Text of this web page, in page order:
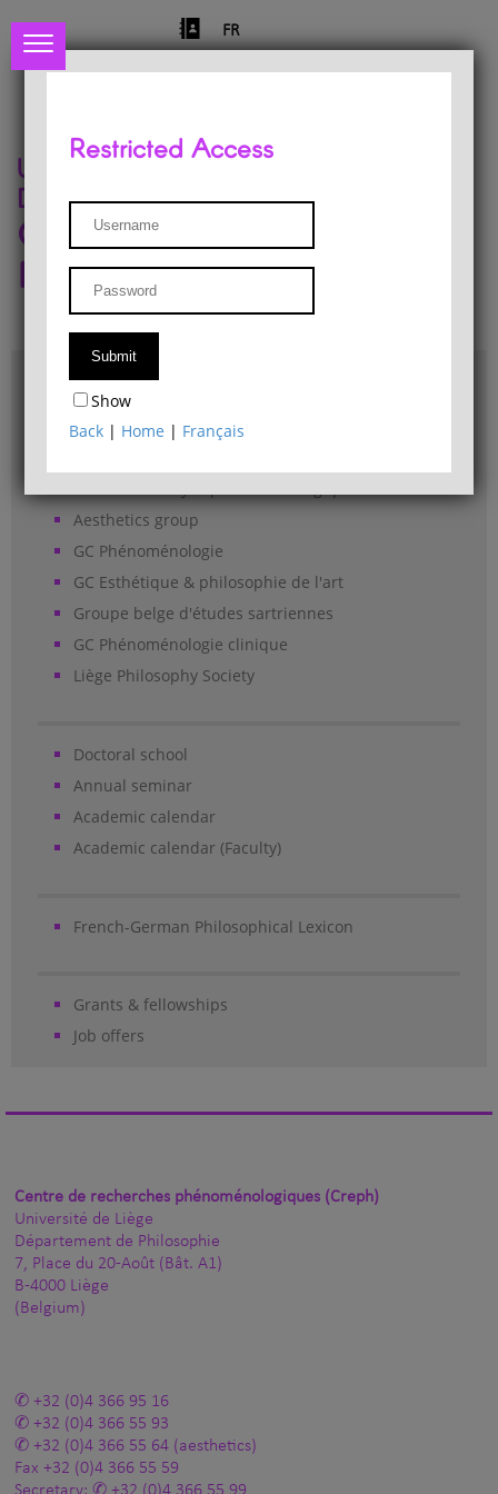
FR
University of Liège
Départment of Philosophy
Center for Phenomenological
Research
Access & maps
Philosophy Department Library
Aesthetics group
GC Phénoménologie
GC Esthétique & philosophie de l'art
Groupe belge d'études sartriennes
GC Phénoménologie clinique
Liège Philosophy Society
Doctoral school
Annual seminar
Academic calendar
Academic calendar (Faculty)
French-German Philosophical Lexicon
Grants & fellowships
Job offers
Restricted Access
Show
Back | Home | Français
Centre de recherches phénoménologiques (Creph)
Université de Liège
Département de Philosophie
7, Place du 20-Août (Bât. A1)
B-4000 Liège
(Belgium)
+32 (0)4 366 95 16
+32 (0)4 366 55 93
+32 (0)4 366 55 64 (aesthetics)
Fax +32 (0)4 366 55 59